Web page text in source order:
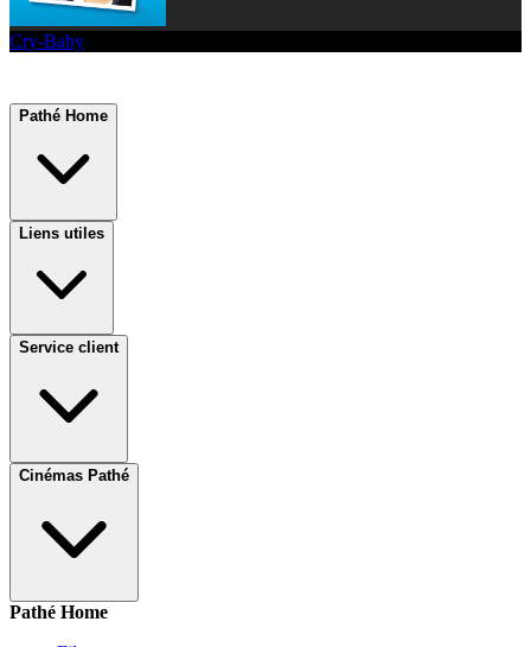
Cry-Baby
Pathé Home
Liens utiles
Service client
Cinémas Pathé
Pathé Home